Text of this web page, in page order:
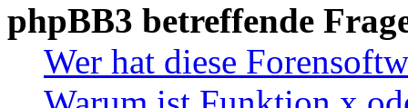
phpBB3 betreffende
Wer hat diese